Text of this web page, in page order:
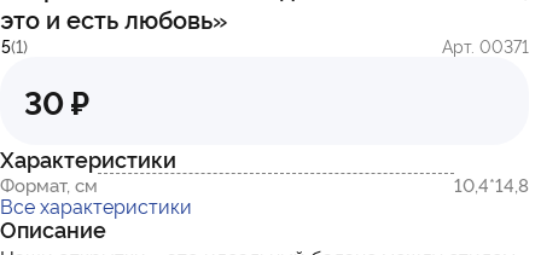
это и есть любовь»
5(1) Арт. 00371
Характеристики
Формат, см 10,4*14,8
Все характеристики
Описание
30 ₽